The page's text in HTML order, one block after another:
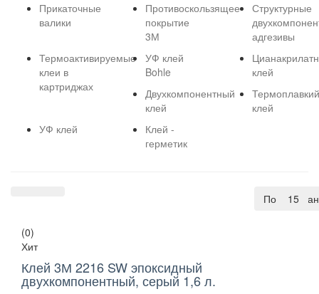
Прикаточные
валики
Противоскользящее
покрытие
3М
Структурные
адгезивы
Термоактивируемые
клеи в
картриджах
УФ клей
Bohle
клей
Двухкомпонентный
клей
Термоплавкий
клей
УФ клей
Клей -
герметик
15
По
(0)
Хит
Клей 3М 2216 SW эпоксидный
двухкомпонентный, серый 1,6 л.